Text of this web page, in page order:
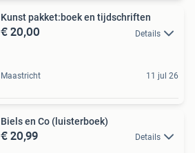
Kunst pakket:boek en tijdschriften
€ 20,00 Details
Maastricht 11 jul 26
Biels en Co (luisterboek)
€ 20,99 Details